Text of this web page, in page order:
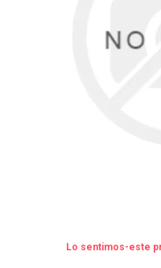
Lo sentimos-este